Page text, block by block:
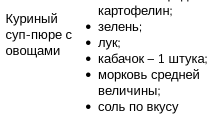
Куриный
суп-пюре с
овощами
картофелин;
зелень;
лук;
кабачок – 1 штука;
морковь средней
величины;
соль по вкусу